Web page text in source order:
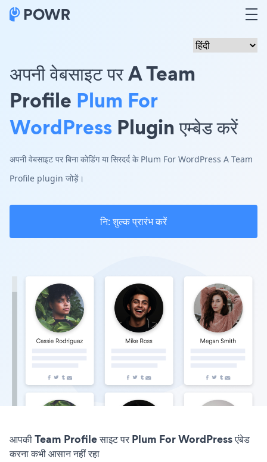
अपनी वेबसाइट पर A Team
Profile Plum For
WordPress Plugin एम्बेड करें
अपनी वेबसाइट पर बिना कोडिंग या सिरदर्द के Plum For WordPress A Team
Profile plugin जोड़ें।
नि: शुल्क प्रारंभ करें
आपकी Team Profile साइट पर Plum For WordPress एंबेड
करना कभी आसान नहीं रहा